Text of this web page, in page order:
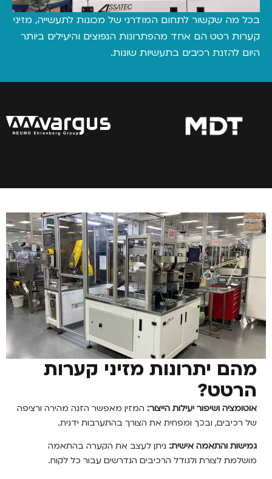
שקשור לתחום המודרני של מכונות לתעשייה, מזיני
רטט הם אחד מהפתרונות הנפוצים והיעילים ביותר
רכיבים בתעשיות שונות.
יתרונות מזיני קערות
ושיפור יעילות הייצור:המזין מאפשר הזנה מהירה ורציפה
ובכך ומפחית את הצורך בהתערבות ידנית.
והתאמה אישית:ניתן לעצב את הקערה בהתאמה
לצורת ולגודל הרכיבים הנדרשים עבור כל לקוח.